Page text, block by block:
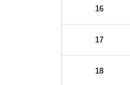
16
17
18